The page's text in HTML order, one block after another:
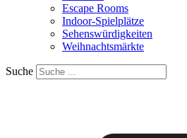
Escape Rooms
Indoor-Spielplätze
Sehenswürdigkeiten
Weihnachtsmärkte
Suche